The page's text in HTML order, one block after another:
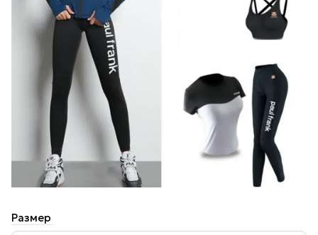
Размер